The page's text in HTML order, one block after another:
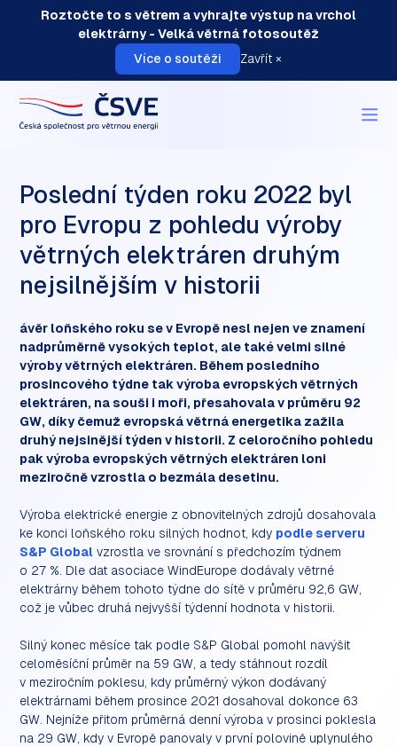
Roztočte to s větrem a vyhrajte výstup na vrchol
elektrárny - Velká větrná fotosoutěž
Více o soutěži
Zavřít ×
O elektrárnách
Instalace
Akce
Aktuality
Kontakt
Poslední týden roku 2022 byl
pro Evropu z pohledu výroby
větrných elektráren druhým
nejsilnějším v historii
ávěr loňského roku se v Evropě nesl nejen ve znamení
nadprůměrně vysokých teplot, ale také velmi silné
výroby větrných elektráren. Během posledního
prosincového týdne tak výroba evropských větrných
elektráren, na souši i moři, přesahovala v průměru 92
GW, díky čemuž evropská větrná energetika zažila
druhý nejsinější týden v historii. Z celoročního pohledu
pak výroba evropských větrných elektráren loni
meziročně vzrostla o bezmála desetinu.
Výroba elektrické energie z obnovitelných zdrojů dosahovala
ke konci loňského roku silných hodnot, kdy podle serveru
S&P Global vzrostla ve srovnání s předchozím týdnem
o 27 %. Dle dat asociace WindEurope dodávaly větrné
elektrárny během tohoto týdne do sítě v průměru 92,6 GW,
což je vůbec druhá nejvyšší týdenní hodnota v historii.
Silný konec měsíce tak podle S&P Global pomohl navýšit
celoměsíční průměr na 59 GW, a tedy stáhnout rozdíl
v meziročním poklesu, kdy průměrný výkon dodávaný
elektrárnami během prosince 2021 dosahoval dokonce 63
GW. Nejníže přitom průměrná denní výroba v prosinci poklesla
na 29 GW, kdy v Evropě panovaly v první polovině uplynulého